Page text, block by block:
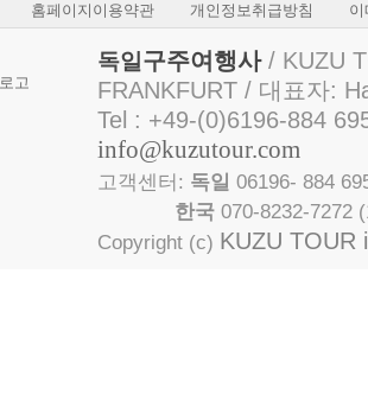
홈페이지이용약관 개인정보취급방침
독일 구주여행사/ KUZU
FRANKFURT / 대표자:
Tel : +49-(0)6196-884
info@kuzutour.com
고객센터: 독일 06196- 884
한국 070-8232-7272
Copyright (c) KUZU TOUR